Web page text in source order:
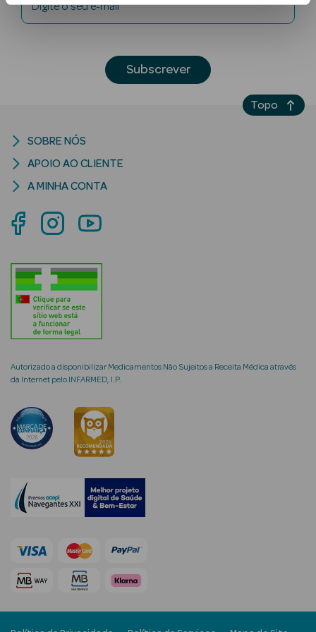
Ver Tudo
Corpo
Rosto
Solares Bebé e
Criança
Ver Tudo
Cosmética
Hidratantes
Séruns Faciais
Creme de Olhos
Digite o seu e-mail
Subscrever
Autorizado a disponibilizar Medicamentos Não Sujeitos a Receita Médica através
da Internet pelo INFARMED, I.P.
SOBRE NÓS
APOIO AO CLIENTE
A MINHA CONTA
Topo